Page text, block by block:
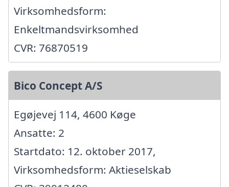
Virksomhedsform:
Enkeltmandsvirksomhed
CVR: 76870519
Bico Concept A/S
Egøjevej 114, 4600 Køge
Ansatte: 2
Startdato: 12. oktober 2017,
Virksomhedsform: Aktieselskab